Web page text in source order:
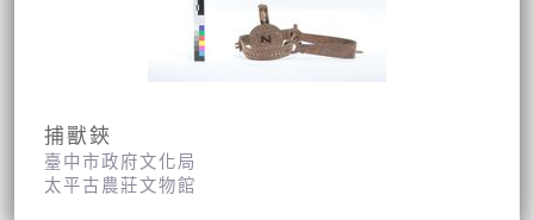
捕獸鋏
臺中市政府文化局
太平古農莊文物館